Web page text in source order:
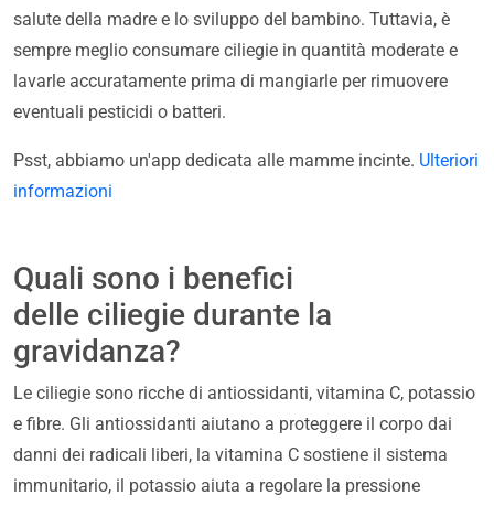
salute della madre e lo sviluppo del bambino. Tuttavia, è
sempre meglio consumare ciliegie in quantità moderate e
lavarle accuratamente prima di mangiarle per rimuovere
eventuali pesticidi o batteri.
Psst, abbiamo un'app dedicata alle mamme incinte. Ulteriori
informazioni
Quali sono i benefici
delle ciliegie durante la
gravidanza?
Le ciliegie sono ricche di antiossidanti, vitamina C, potassio
e fibre. Gli antiossidanti aiutano a proteggere il corpo dai
danni dei radicali liberi, la vitamina C sostiene il sistema
immunitario, il potassio aiuta a regolare la pressione